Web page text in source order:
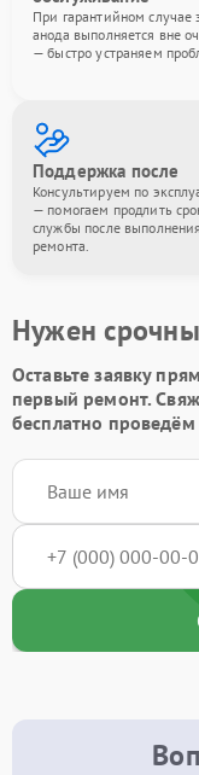
При гарантийном случае
анода выполняется вне
— быстро устраняем
Поддержка после
Консультируем по
— помогаем продлить
службы после выполнения
ремонта.
Нужен
Оставьте заявку
первый ремонт.
бесплатно проведём